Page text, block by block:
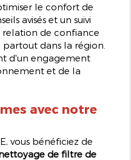
le confort de
avisés et un suivi
relation de confiance
dans la région.
d'un engagement
et de la
avec notre
vous bénéficiez de
de filtre de